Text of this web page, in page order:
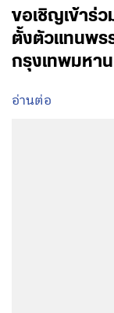
ขอเชิญเข้าร่
ตั้งตัวแทนพร
กรุงเทพมหา
อ่านต่อ